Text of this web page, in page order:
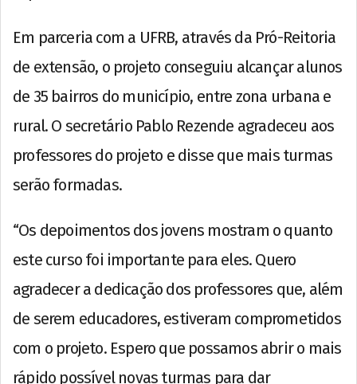
Em parceria com a UFRB, através da Pró-Reitoria
de extensão, o projeto conseguiu alcançar alunos
de 35 bairros do município, entre zona urbana e
rural. O secretário Pablo Rezende agradeceu aos
professores do projeto e disse que mais turmas
serão formadas.
“Os depoimentos dos jovens mostram o quanto
este curso foi importante para eles. Quero
agradecer a dedicação dos professores que, além
de serem educadores, estiveram comprometidos
com o projeto. Espero que possamos abrir o mais
rápido possível novas turmas para dar